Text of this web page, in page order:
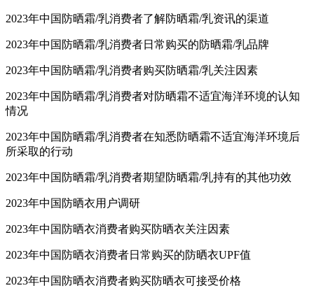
2023年中国防晒霜/乳消费者了解防晒霜/乳资讯的渠道
2023年中国防晒霜/乳消费者日常购买的防晒霜/乳品牌
2023年中国防晒霜/乳消费者购买防晒霜/乳关注因素
2023年中国防晒霜/乳消费者对防晒霜不适宜海洋环境的认知
情况
2023年中国防晒霜/乳消费者在知悉防晒霜不适宜海洋环境后
所采取的行动
2023年中国防晒霜/乳消费者期望防晒霜/乳持有的其他功效
2023年中国防晒衣用户调研
2023年中国防晒衣消费者购买防晒衣关注因素
2023年中国防晒衣消费者日常购买的防晒衣UPF值
2023年中国防晒衣消费者购买防晒衣可接受价格